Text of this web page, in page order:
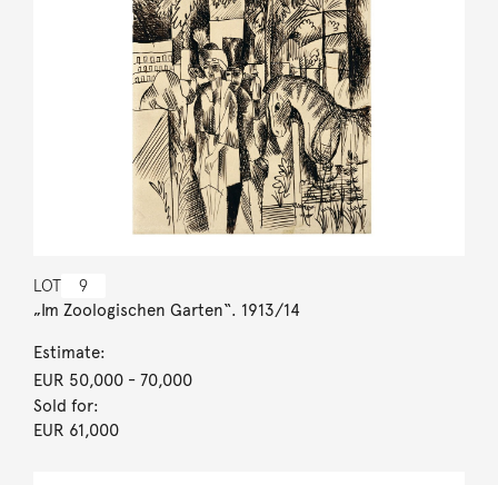
LOT 9
„Im Zoologischen Garten“. 1913/14
Estimate:
EUR 50,000- 70,000
Sold for:
EUR 61,000